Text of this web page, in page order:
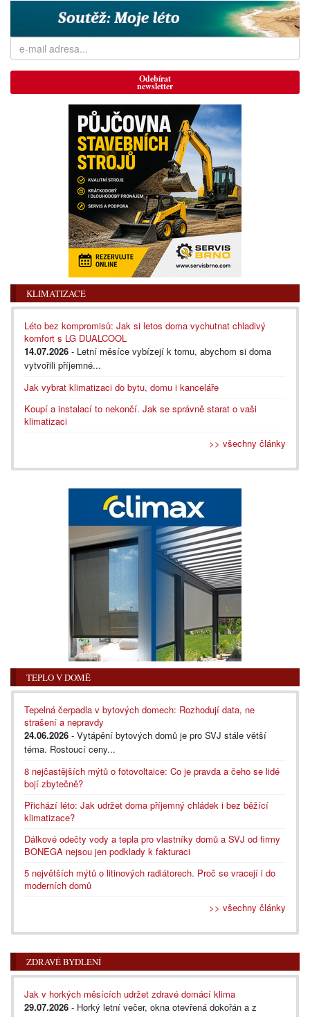
Odebírat
newsletter
KLIMATIZACE
Léto bez kompromisů: Jak si letos doma vychutnat chladivý
komfort s LG DUALCOOL
14.07.2026 - Letní měsíce vybízejí k tomu, abychom si doma
vytvořili příjemné...
Jak vybrat klimatizaci do bytu, domu i kanceláře
Koupí a instalací to nekončí. Jak se správně starat o vaši
klimatizaci
>> všechny články
TEPLO V DOMĚ
Tepelná čerpadla v bytových domech: Rozhodují data, ne
strašení a nepravdy
24.06.2026 - Vytápění bytových domů je pro SVJ stále větší
téma. Rostoucí ceny...
8 nejčastějších mýtů o fotovoltaice: Co je pravda a čeho se lidé
bojí zbytečně?
Přichází léto: Jak udržet doma příjemný chládek i bez běžící
klimatizace?
Dálkové odečty vody a tepla pro vlastníky domů a SVJ od firmy
BONEGA nejsou jen podklady k fakturaci
5 největších mýtů o litinových radiátorech. Proč se vracejí i do
moderních domů
>> všechny články
ZDRAVÉ BYDLENÍ
Jak v horkých měsících udržet zdravé domácí klima
29.07.2026 - Horký letní večer, okna otevřená dokořán a z